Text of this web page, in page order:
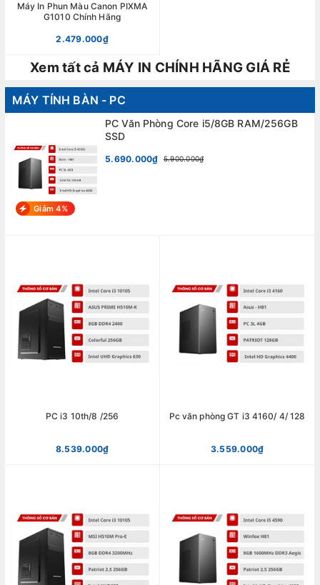
Máy In Phun Màu Canon PIXMA
G1010 Chính Hãng
2.479.000₫
Xem tất cả MÁY IN CHÍNH HÃNG GIÁ RẺ
MÁY TÍNH BÀN - PC
Giảm 4%
PC Văn Phòng Core i5/8GB RAM/256GB
SSD
5.690.000₫ 5.900.000₫
PC i3 10th/8 /256
8.539.000₫
Pc văn phòng GT i3 4160/ 4/ 128
3.559.000₫